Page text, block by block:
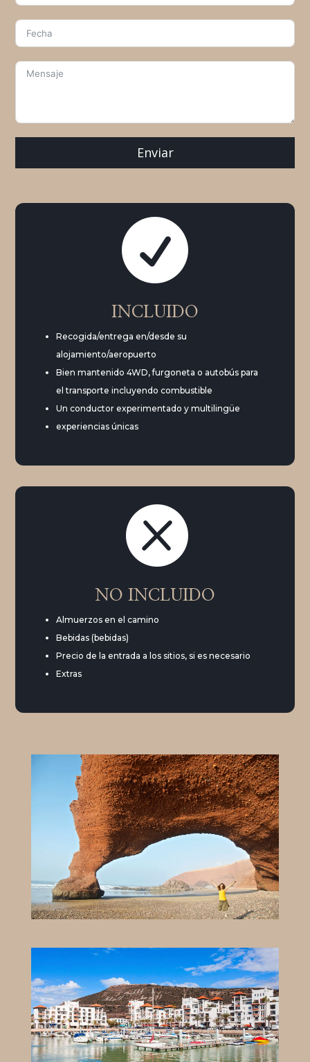
Enviar

INCLUIDO
Recogida/entrega en/desde su
alojamiento/aeropuerto
Bien mantenido 4WD, furgoneta o autobús para
el transporte incluyendo combustible
Un conductor experimentado y multilingüe
experiencias únicas

NO INCLUIDO
Almuerzos en el camino
Bebidas (bebidas)
Precio de la entrada a los sitios, si es necesario
Extras